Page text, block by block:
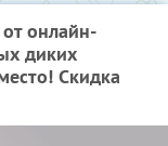
онлайн-
диких
Скидка